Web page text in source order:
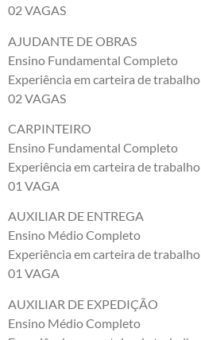
02 VAGAS
AJUDANTE DE OBRAS
Ensino Fundamental Completo
Experiência em carteira de trabalho
02 VAGAS
CARPINTEIRO
Ensino Fundamental Completo
Experiência em carteira de trabalho
01 VAGA
AUXILIAR DE ENTREGA
Ensino Médio Completo
Experiência em carteira de trabalho
01 VAGA
AUXILIAR DE EXPEDIÇÃO
Ensino Médio Completo